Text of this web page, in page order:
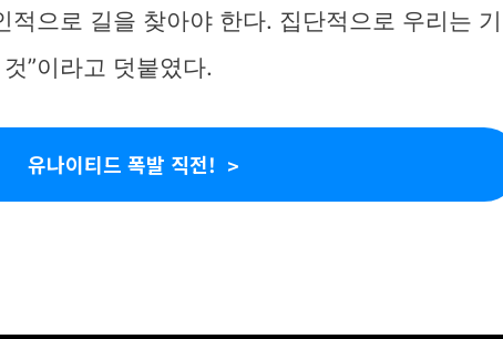
적으로 길을 찾아야 한다. 집단적으로 우리는 기
”이라고 덧붙였다.
유나이티드 폭발 직전!